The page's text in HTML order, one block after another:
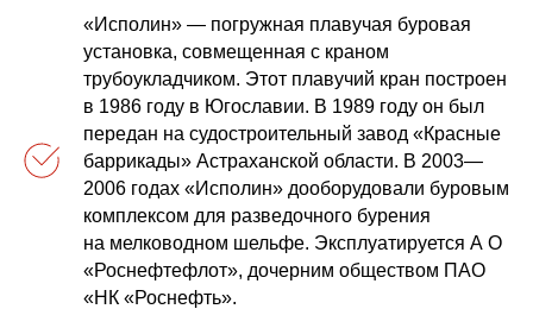
«Исполин» — погружная плавучая буровая
установка, совмещенная с краном
трубоукладчиком. Этот плавучий кран построен
в 1986 году в Югославии. В 1989 году он был
передан на судостроительный завод «Красные
баррикады» Астраханской области. В 2003—
2006 годах «Исполин» дооборудовали буровым
комплексом для разведочного бурения
на мелководном шельфе. Эксплуатируется А О
«Роснефтефлот», дочерним обществом ПАО
«НК «Роснефть».